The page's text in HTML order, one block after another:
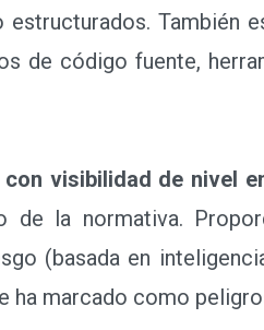
estructurados. También
de código fuente,
visibilidad de nivel
de la normativa.
(basada en
ha marcado como